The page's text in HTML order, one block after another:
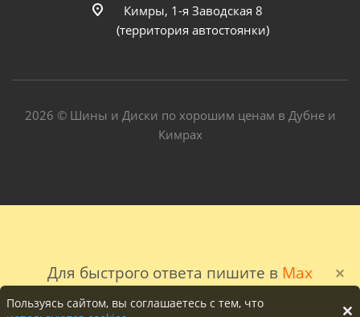
Для быстрого ответа пишите в Max
Кимры, 1-я Заводская 8
(территория автостоянки)
2026 © Шины и Диски по хорошим ценам в Дубне и
Кимрах
Пользуясь сайтом, вы соглашаетесь с тем, что